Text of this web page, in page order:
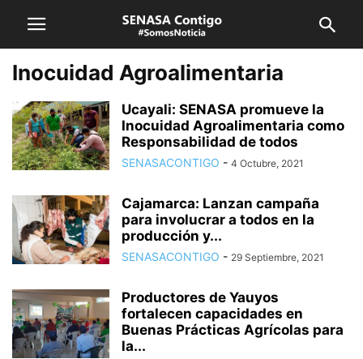
Inocuidad Agroalimentaria
Ucayali: SENASA promueve la
Inocuidad Agroalimentaria como
Responsabilidad de todos
SENASACONTIGO - 4 Octubre, 2021
Cajamarca: Lanzan campaña
para involucrar a todos en la
producción y...
SENASACONTIGO - 29 Septiembre, 2021
Productores de Yauyos
fortalecen capacidades en
Buenas Prácticas Agrícolas para
la...